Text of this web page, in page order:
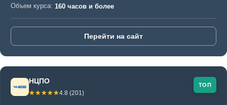
Объем курса: 160 часов и более
Перейти на сайт
ТОП
НЦПО
☆☆☆☆☆
★★★★★4.8 (201)